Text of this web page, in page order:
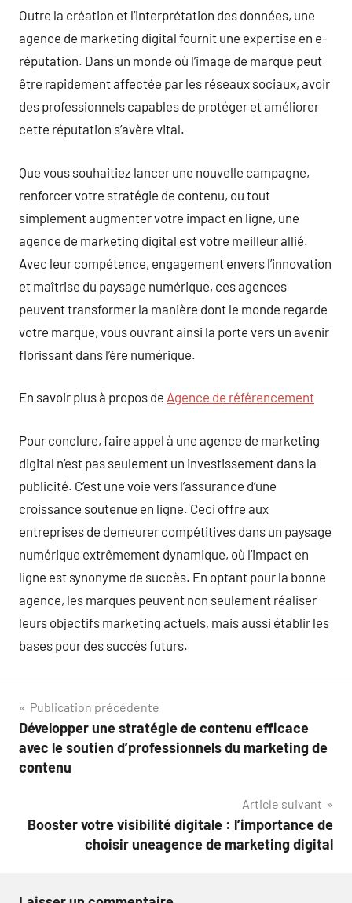
Outre la création et l’interprétation des données, une
agence de marketing digital fournit une expertise en e-
réputation. Dans un monde où l’image de marque peut
être rapidement affectée par les réseaux sociaux, avoir
des professionnels capables de protéger et améliorer
cette réputation s’avère vital.
Que vous souhaitiez lancer une nouvelle campagne,
renforcer votre stratégie de contenu, ou tout
simplement augmenter votre impact en ligne, une
agence de marketing digital est votre meilleur allié.
Avec leur compétence, engagement envers l’innovation
et maîtrise du paysage numérique, ces agences
peuvent transformer la manière dont le monde regarde
votre marque, vous ouvrant ainsi la porte vers un avenir
florissant dans l’ère numérique.
En savoir plus à propos de Agence de référencement
Pour conclure, faire appel à une agence de marketing
digital n’est pas seulement un investissement dans la
publicité. C’est une voie vers l’assurance d’une
croissance soutenue en ligne. Ceci offre aux
entreprises de demeurer compétitives dans un paysage
numérique extrêmement dynamique, où l’impact en
ligne est synonyme de succès. En optant pour la bonne
agence, les marques peuvent non seulement réaliser
leurs objectifs marketing actuels, mais aussi établir les
bases pour des succès futurs.
Navigation
de
l’article
Publication précédente
Développer une stratégie de contenu efficace
avec le soutien d’professionnels du marketing de
contenu
Article suivant
Booster votre visibilité digitale : l’importance de
choisir uneagence de marketing digital